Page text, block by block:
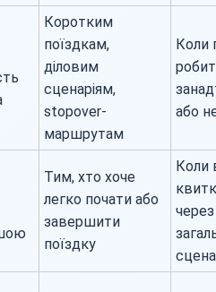
Коротким
поїздкам,
діловим
сценаріям,
stopover-
маршрутам
Коли
або
Тим, хто хоче
легко почати або
завершити
поїздку
Коли